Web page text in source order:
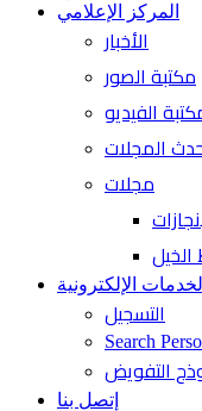
المركز الإعلامي
الأخبار
مكتبة الصور
الفيديو
المجلات
مجلات
الخدمات الإلكترونية
التسجيل
Search
التفويض
إتصل بنا